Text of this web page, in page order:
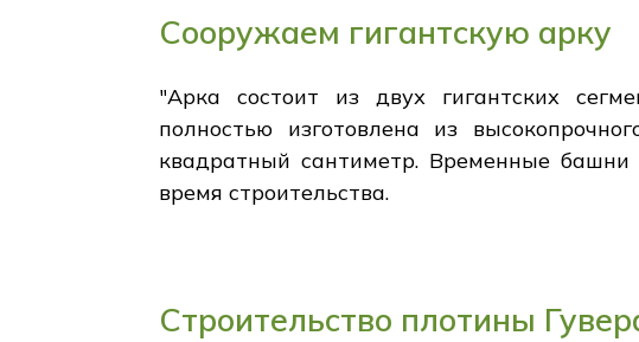
Сооружаем гигантскую арку
"Арка состоит из двух гигантских
полностью изготовлена из
квадратный сантиметр. Временные
время строительства.
Строительство плотины